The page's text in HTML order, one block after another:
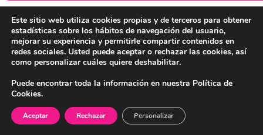
7 de noviembre de 2025
Actualidad Ayudas Formación
Comienzan las dinámicas para la
atención integral para la inserción social y laboral de las
Este sitio web utiliza cookies propias y de terceros para obtener
estadísticas sobre los hábitos de navegación del usuario,
mejorar su experiencia y permitirle compartir contenidos en
redes sociales. Usted puede aceptar o rechazar las cookies, así
como personalizar cuáles quiere deshabilitar.
Puede encontrar toda la información en nuestra Política de
Cookies.
Aceptar Rechazar Personalizar